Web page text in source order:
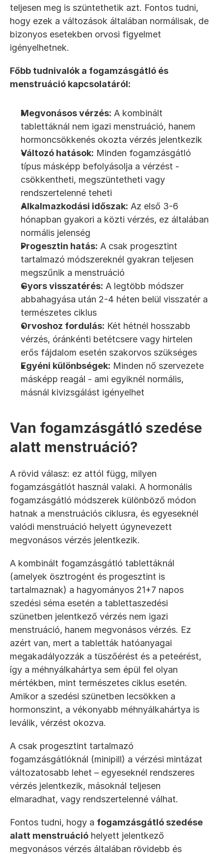
teljesen meg is szüntethetik azt. Fontos tudni,
hogy ezek a változások általában normálisak, de
bizonyos esetekben orvosi figyelmet
igényelhetnek.
Főbb tudnivalók a fogamzásgátló és
menstruáció kapcsolatáról:
Megvonásos vérzés: A kombinált
tablettáknál nem igazi menstruáció, hanem
hormoncsökkenés okozta vérzés jelentkezik
Változó hatások: Minden fogamzásgátló
típus másképp befolyásolja a vérzést -
csökkentheti, megszüntetheti vagy
rendszertelenné teheti
Alkalmazkodási időszak: Az első 3-6
hónapban gyakori a közti vérzés, ez általában
normális jelenség
Progesztin hatás: A csak progesztint
tartalmazó módszereknél gyakran teljesen
megszűnik a menstruáció
Gyors visszatérés: A legtöbb módszer
abbahagyása után 2-4 héten belül visszatér a
természetes ciklus
Orvoshoz fordulás: Két hétnél hosszabb
vérzés, óránkénti betétcsere vagy hirtelen
erős fájdalom esetén szakorvos szükséges
Egyéni különbségek: Minden nő szervezete
másképp reagál - ami egyiknél normális,
másnál kivizsgálást igényelhet
Van fogamzásgátló szedése
alatt menstruáció?
A rövid válasz: ez attól függ, milyen
fogamzásgátlót használ valaki. A hormonális
fogamzásgátló módszerek különböző módon
hatnak a menstruációs ciklusra, és egyeseknél
valódi menstruáció helyett úgynevezett
megvonásos vérzés jelentkezik.
A kombinált fogamzásgátló tablettáknál
(amelyek ösztrogént és progesztint is
tartalmaznak) a hagyományos 21+7 napos
szedési séma esetén a tablettaszedési
szünetben jelentkező vérzés nem igazi
menstruáció, hanem megvonásos vérzés. Ez
azért van, mert a tabletták hatóanyagai
megakadályozzák a tüszőérést és a peteérést,
így a méhnyálkahártya sem épül fel olyan
mértékben, mint természetes ciklus esetén.
Amikor a szedési szünetben lecsökken a
hormonszint, a vékonyabb méhnyálkahártya is
leválik, vérzést okozva.
A csak progesztint tartalmazó
fogamzásgátlóknál (minipill) a vérzési mintázat
változatosabb lehet – egyeseknél rendszeres
vérzés jelentkezik, másoknál teljesen
elmaradhat, vagy rendszertelenné válhat.
Fontos tudni, hogy a fogamzásgátló szedése
alatt menstruáció helyett jelentkező
megvonásos vérzés általában rövidebb és